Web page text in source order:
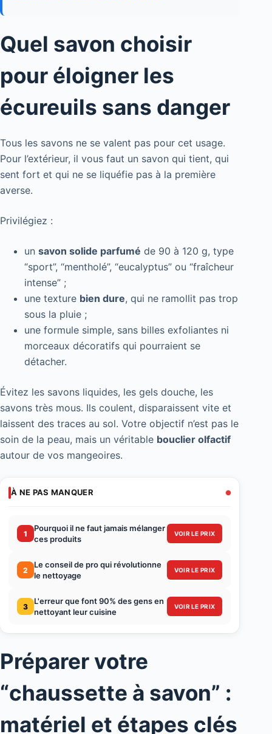
Quel savon choisir
pour éloigner les
écureuils sans danger
Tous les savons ne se valent pas pour cet usage.
Pour l’extérieur, il vous faut un savon qui tient, qui
sent fort et qui ne se liquéfie pas à la première
averse.
Privilégiez :
un savon solide parfumé de 90 à 120 g, type
“sport”, “mentholé”, “eucalyptus” ou “fraîcheur
intense” ;
une texture bien dure, qui ne ramollit pas trop
sous la pluie ;
une formule simple, sans billes exfoliantes ni
morceaux décoratifs qui pourraient se
détacher.
Évitez les savons liquides, les gels douche, les
savons très mous. Ils coulent, disparaissent vite et
laissent des traces au sol. Votre objectif n’est pas le
soin de la peau, mais un véritable bouclier olfactif
autour de vos mangeoires.
À NE PAS MANQUER
1
Pourquoi il ne faut jamais mélanger
ces produits
VOIR LE PRIX
2
Le conseil de pro qui révolutionne
le nettoyage
VOIR LE PRIX
3
L'erreur que font 90% des gens en
nettoyant leur cuisine
VOIR LE PRIX
Préparer votre
“chaussette à savon” :
matériel et étapes clés